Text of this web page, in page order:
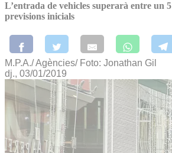
L’entrada de vehicles superarà entre un
previsions inicials
M.P.A./ Agències/ Foto: Jonathan Gil
dj., 03/01/2019